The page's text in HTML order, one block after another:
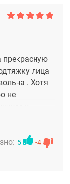
прекрасную
лица .
. Хотя
не
5 -4